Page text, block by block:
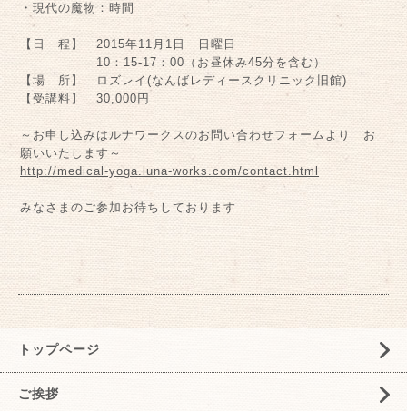
・現代の魔物：時間
【日 程】 2015年11月1日 日曜日
10：15-17：00（お昼休み45分を含む）
【場 所】 ロズレイ(なんばレディースクリニック旧館)
【受講料】 30,000円
～お申し込みはルナワークスのお問い合わせフォームより お
願いいたします～
http://medical-yoga.luna-works.com/contact.html
みなさまのご参加お待ちしております
トップページ
ご挨拶